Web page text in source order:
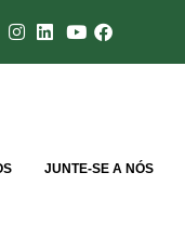
JUNTE-SE A NÓS